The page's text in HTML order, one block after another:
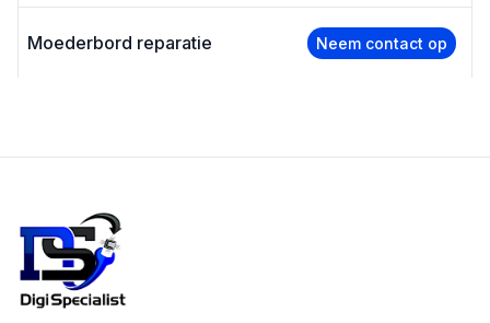
Moederbord reparatie Neem contact op